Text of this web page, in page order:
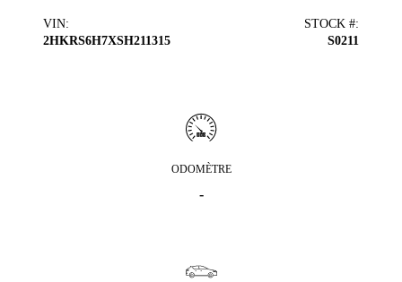
VIN:
2HKRS6H7XSH211315
STOCK #:
S0211
ODOMÈTRE
-